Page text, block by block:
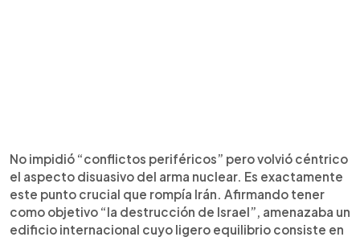
No impidió “conflictos periféricos” pero volvió céntrico
el aspecto disuasivo del arma nuclear. Es exactamente
este punto crucial que rompía Irán. Afirmando tener
como objetivo “la destrucción de Israel”, amenazaba un
edificio internacional cuyo ligero equilibrio consiste en